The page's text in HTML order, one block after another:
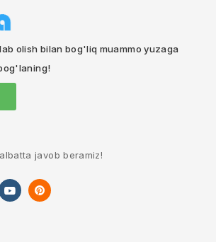
olish bilan bog'liq muammo yuzaga
javob beramiz!